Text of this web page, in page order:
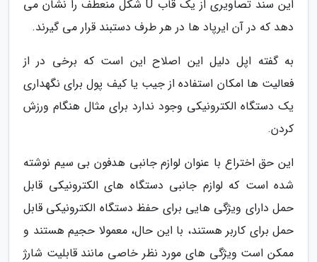
این سند تصاویری از یک قاب U شکل منعطف را نشان می
دهد که در آن ایرپاد ها در هر طرف دستبند قرار می گیرند.
به گفته اپل دلیل این اصلاح این است که برخی در از
فعالیت ها امکان استفاده از جیب یا کیف پول برای نگهداری
یک دستگاه الکترونیکی وجود ندارد برای مثال هنگام ورزش
کردن.
این حق اختراع با عنوان لوازم جانبی هدفون بی سیم نوشته
شده است که لوازم جانبی دستگاه های الکترونیکی قابل
حمل دارای ویژگی هایی برای حفظ دستگاه الکترونیکی قابل
حمل برای کاربر هستند، با این حال، معمولا حجیم هستند و
ممکن است ویژگی های مورد نظر خاصی مانند قابلیت شارژ